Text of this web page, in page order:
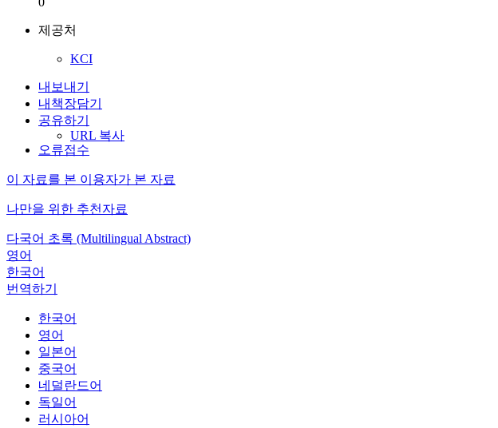
제공처
KCI
내보내기
내책장담기
공유하기
URL 복사
오류접수
이 자료를 본 이용자가 본 자료
나만을 위한 추천자료
다국어 초록 (Multilingual Abstract)
영어
한국어
번역하기
한국어
영어
일본어
중국어
네덜란드어
독일어
러시아어